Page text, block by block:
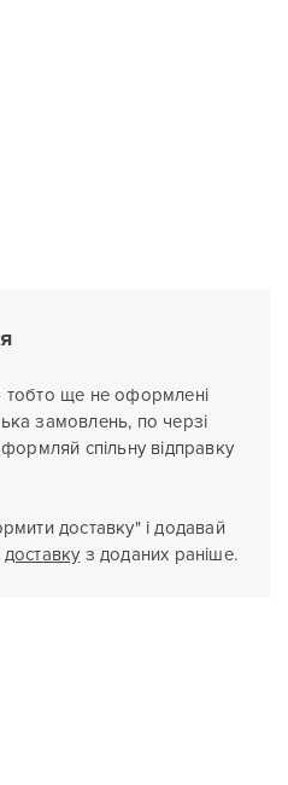
ще не оформлені
замовлень, по черзі
спільну відправку
доставку" і додавай
доставку з доданих раніше.